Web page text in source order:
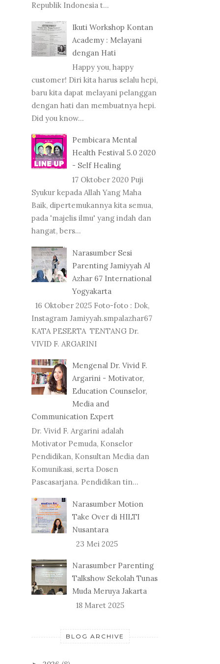
Republik Indonesia t...
Ikuti Workshop Kontan
Academy : Melayani
dengan Hati
Happy you, happy
customer! Diri kita harus selalu hepi,
baru kita dapat melayani pelanggan
dengan hati dan membuatnya hepi.
Did you know...
Pembicara Mental
Health Festival 5.0 2020
- Self Healing
17 Oktober 2020 Puji
Syukur kepada Allah Yang Maha
Baik, dipertemukannya kita semua,
pada 'majelis ilmu' yang indah dan
hangat, bers...
Narasumber Sesi
Parenting Jamiyyah Al
Azhar 67 International
Yogyakarta
16 Oktober 2025 Foto-foto : Dok,
Instagram Jamiyyah.smpalazhar67
KATA PESERTA TENTANG Dr.
VIVID F. ARGARINI
Mengenal Dr. Vivid F.
Argarini - Motivator,
Education Counselor,
Media and
Communication Expert
Dr. Vivid F. Argarini adalah
Motivator Pemuda, Konselor
Pendidikan, Konsultan Media dan
Komunikasi, serta Dosen
Pascasarjana. Pendidikan tin...
Narasumber Motion
Take Over di HILTI
Nusantara
23 Mei 2025
Narasumber Parenting
Talkshow Sekolah Tunas
Muda Meruya Jakarta
18 Maret 2025
BLOG ARCHIVE